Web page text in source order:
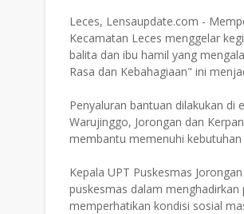
Leces, Lensaupdate.com -
Kecamatan Leces menggelar
balita dan ibu hamil yang
Rasa dan Kebahagiaan" ini
Penyaluran bantuan dilakukan di
Warujinggo, Jorongan dan
membantu memenuhi kebutuhan
Kepala UPT Puskesmas
puskesmas dalam
memperhatikan kondisi sosial